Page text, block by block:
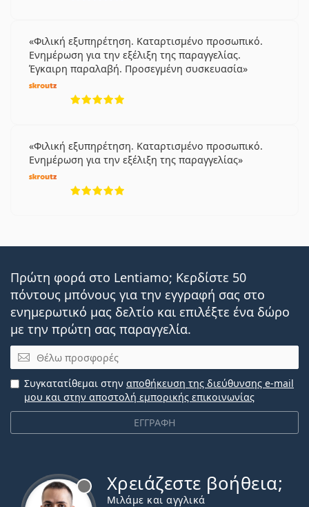
Φιλική εξυπηρέτηση. Καταρτισμένο προσωπικό.
Ενημέρωση για την εξέλιξη της παραγγελίας.
Έγκαιρη παραλαβή. Προσεγμένη συσκευασία
Φιλική εξυπηρέτηση. Καταρτισμένο προσωπικό.
Ενημέρωση για την εξέλιξη της παραγγελίας
Πρώτη φορά στο Lentiamo; Κερδίστε 50
πόντους μπόνους για την εγγραφή σας στο
ενημερωτικό μας δελτίο και επιλέξτε ένα δώρο
με την πρώτη σας παραγγελία.
Email
ΕΓΓΡΑΦΗ
Συγκατατίθεμαι στην αποθήκευση της διεύθυνσης e-mail
μου και στην αποστολή εμπορικής επικοινωνίας
Χρειάζεστε βοήθεια;
Μιλάμε και αγγλικά